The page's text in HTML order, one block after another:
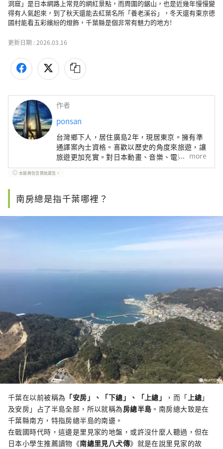
洞窟」是日本網路上常見的網紅景點，而周圍的鋸山，也是近幾年慢慢變
得有人氣起來，到了秋天還能去紅葉名所「養老溪谷」，冬天還有東京德
國村能看五彩繽紛的燈飾，千葉縣是個非常有魅力的地方!
更新日期 :2026.03.16
作者
ponsan
台灣鄉下人，居住廣島2年，現居東京。擁有準
通譯案內士資格。喜歡以歷史的角度來旅遊，讓
旅遊更加充實。對日本動畫、音樂、電影、體
育、歷史、地理非常感興趣。instagram:
https://www.instagram.com/ponsan0119/?
more
本服務包含贊助廣告。
南房總是指千葉哪裡？
千葉在以前被稱為 「安房」、「下總」、「上總」 ，而「上總」
及安房」占了半島全部，所以就稱為房總半島 。南房總大致是在
千葉縣南方，特指房總半島的南邊。
在戰國時代時，這邊是里見家的地盤，或許沒什麼人聽過，但在
日本小學生推薦讀物《南總里見八犬傳》就是在說里見家的故